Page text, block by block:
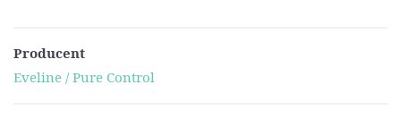
Producent
Eveline / Pure Control